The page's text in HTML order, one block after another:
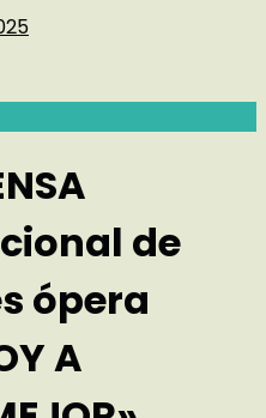
de
ópera
A